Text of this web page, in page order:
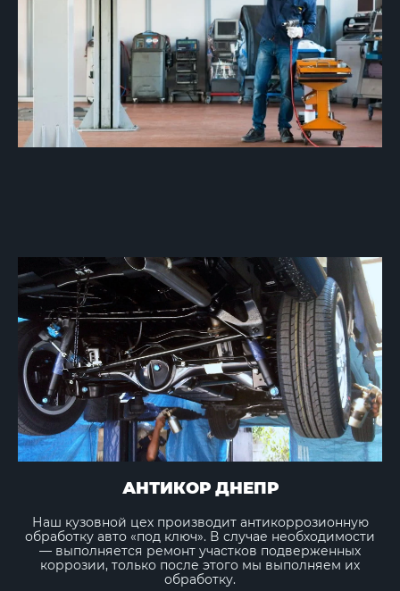
АНТИКОР ДНЕПР
Наш кузовной цех производит антикоррозионную
обработку авто «под ключ». В случае необходимости
— выполняется ремонт участков подверженных
коррозии, только после этого мы выполняем их
обработку.